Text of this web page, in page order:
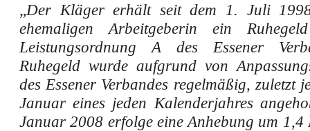
„Der Kläger erhält seit dem 1. Juli
ehemaligen Arbeitgeberin ein
Leistungsordnung A des Essener
Ruhegeld wurde aufgrund von
des Essener Verbandes regelmäßig, zuletzt
Januar eines jeden Kalenderjahres
Januar 2008 erfolge eine Anhebung um 1,4